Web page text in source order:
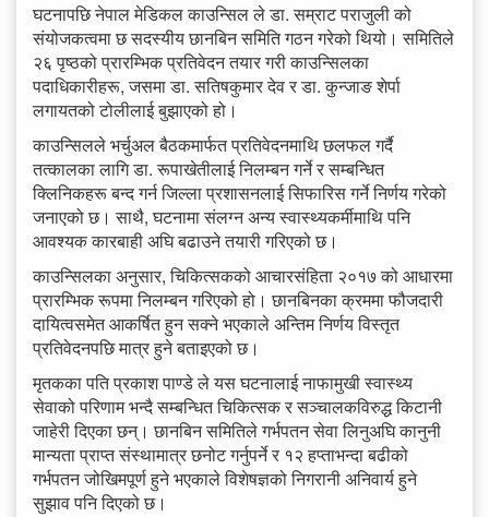
घटनापछि नेपाल मेडिकल काउन्सिल ले डा. सम्राट पराजुली को
संयोजकत्वमा छ सदस्यीय छानबिन समिति गठन गरेको थियो। समितिले
२६ पृष्ठको प्रारम्भिक प्रतिवेदन तयार गरी काउन्सिलका
पदाधिकारीहरू, जसमा डा. सतिषकुमार देव र डा. कुन्जाङ शेर्पा
लगायतको टोलीलाई बुझाएको हो।
काउन्सिलले भर्चुअल बैठकमार्फत प्रतिवेदनमाथि छलफल गर्दै
तत्कालका लागि डा. रूपाखेतीलाई निलम्बन गर्ने र सम्बन्धित
क्लिनिकहरू बन्द गर्न जिल्ला प्रशासनलाई सिफारिस गर्ने निर्णय गरेको
जनाएको छ। साथै, घटनामा संलग्न अन्य स्वास्थ्यकर्मीमाथि पनि
आवश्यक कारबाही अघि बढाउने तयारी गरिएको छ।
काउन्सिलका अनुसार, चिकित्सकको आचारसंहिता २०१७ को आधारमा
प्रारम्भिक रूपमा निलम्बन गरिएको हो। छानबिनका क्रममा फौजदारी
दायित्वसमेत आकर्षित हुन सक्ने भएकाले अन्तिम निर्णय विस्तृत
प्रतिवेदनपछि मात्र हुने बताइएको छ।
मृतकका पति प्रकाश पाण्डे ले यस घटनालाई नाफामुखी स्वास्थ्य
सेवाको परिणाम भन्दै सम्बन्धित चिकित्सक र सञ्चालकविरुद्ध किटानी
जाहेरी दिएका छन्। छानबिन समितिले गर्भपतन सेवा लिनुअघि कानुनी
मान्यता प्राप्त संस्थामात्र छनोट गर्नुपर्ने र १२ हप्ताभन्दा बढीको
गर्भपतन जोखिमपूर्ण हुने भएकाले विशेषज्ञको निगरानी अनिवार्य हुने
सुझाव पनि दिएको छ।